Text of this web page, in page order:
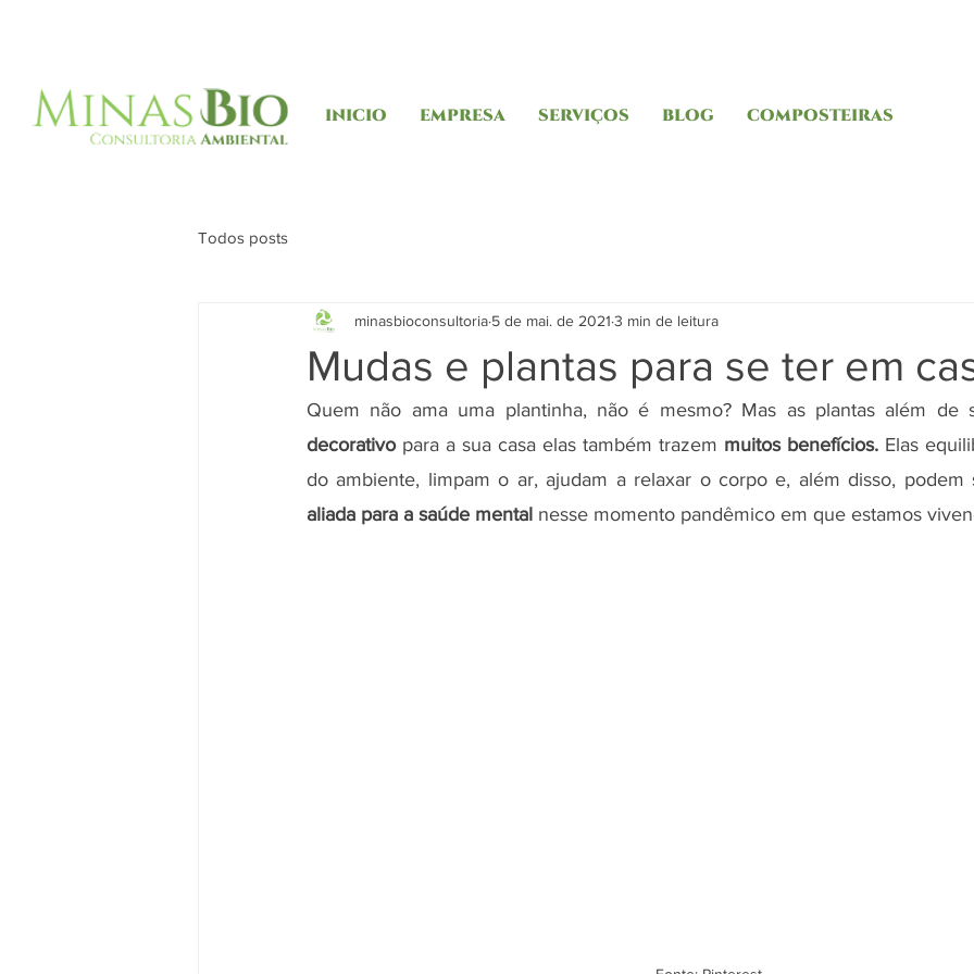
INICIO EMPRESA SERVIÇOS BLOG COMPOSTEIRAS
Todos posts
Mudas e plantas para se ter em
minasbioconsultoria 5 de mai. de 2021 3 min de leitura
Quem não ama uma plantinha, não é mesmo? Mas as plantas além
decorativo para a sua casa elas também trazem muitos benefícios. Elas
do ambiente, limpam o ar, ajudam a relaxar o corpo e, além disso,
aliada para a saúde mental nesse momento pandêmico em que estamos